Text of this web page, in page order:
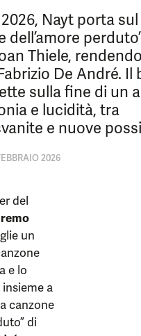
Nayt porta
dell’amore
Thiele, rendendo
De André. Il
sulla fine di un
e lucidità, tra
e nuove
2026
del
un
e lo
a
canzone
di